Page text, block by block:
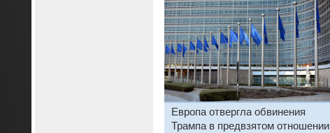
Европа отвергла обвинения
Трампа в предвзятом отношении